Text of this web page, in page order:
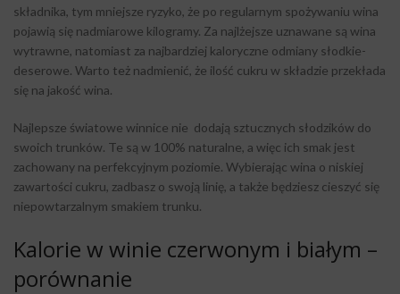
składnika, tym mniejsze ryzyko, że po regularnym spożywaniu wina
pojawią się nadmiarowe kilogramy. Za najlżejsze uznawane są wina
wytrawne, natomiast za najbardziej kaloryczne odmiany słodkie-
deserowe. Warto też nadmienić, że ilość cukru w składzie przekłada
się na jakość wina.
Najlepsze światowe winnice nie dodają sztucznych słodzików do
swoich trunków. Te są w 100% naturalne, a więc ich smak jest
zachowany na perfekcyjnym poziomie. Wybierając wina o niskiej
zawartości cukru, zadbasz o swoją linię, a także będziesz cieszyć się
niepowtarzalnym smakiem trunku.
Kalorie w winie czerwonym i białym –
porównanie